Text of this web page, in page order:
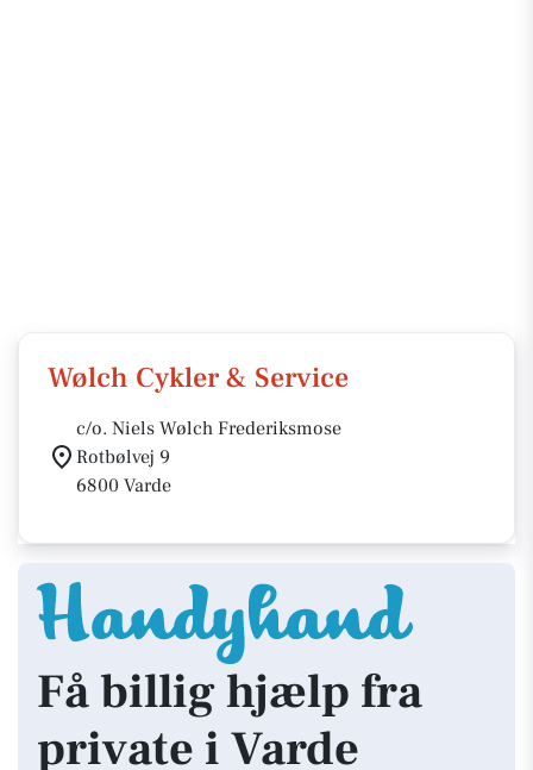
Wølch Cykler & Service
c/o. Niels Wølch Frederiksmose
Rotbølvej 9
6800 Varde
Få billig hjælp fra
private i Varde